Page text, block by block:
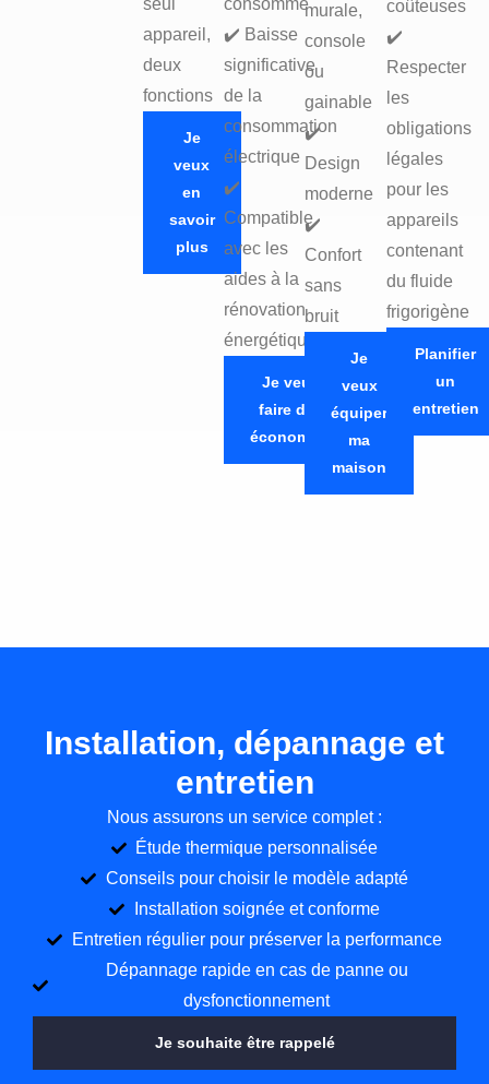
appareil,
deux
fonctions
Je
veux
en
savoir
plus
✔️ Baisse
significative
de la
consommation
électrique
✔️
Compatible
avec les
aides à la
rénovation
énergétique
Je veux
faire des
économies
murale,
console
ou
gainable
✔️
Design
moderne
✔️
Confort
sans
bruit
Je
veux
équiper
ma
maison
coûteuses
✔️
Respecter
les
obligations
légales
pour les
appareils
contenant
du fluide
frigorigène
Planifier
un
entretien
Installation, dépannage et
entretien
Nous assurons un service complet :
Étude thermique personnalisée
Conseils pour choisir le modèle adapté
Installation soignée et conforme
Entretien régulier pour préserver la performance
Dépannage rapide en cas de panne ou
dysfonctionnement
Je souhaite être rappelé